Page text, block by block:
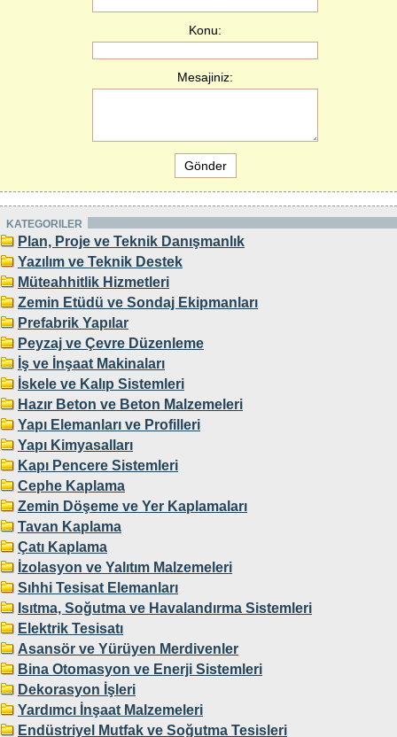
Konu:
Mesajiniz:
KATEGORILER
Plan, Proje ve Teknik Danışmanlık
Yazılım ve Teknik Destek
Müteahhitlik Hizmetleri
Zemin Etüdü ve Sondaj Ekipmanları
Prefabrik Yapılar
Peyzaj ve Çevre Düzenleme
İş ve İnşaat Makinaları
İskele ve Kalıp Sistemleri
Hazır Beton ve Beton Malzemeleri
Yapı Elemanları ve Profilleri
Yapı Kimyasalları
Kapı Pencere Sistemleri
Cephe Kaplama
Zemin Döşeme ve Yer Kaplamaları
Tavan Kaplama
Çatı Kaplama
İzolasyon ve Yalıtım Malzemeleri
Sıhhi Tesisat Elemanları
Isıtma, Soğutma ve Havalandırma Sistemleri
Elektrik Tesisatı
Asansör ve Yürüyen Merdivenler
Bina Otomasyon ve Enerji Sistemleri
Dekorasyon İşleri
Yardımcı İnşaat Malzemeleri
Endüstriyel Mutfak ve Soğutma Tesisleri